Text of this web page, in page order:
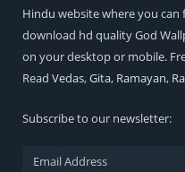
Hindu website where you can
download hd quality God
on your desktop or mobile.
Read Vedas,Gita, Ramayan,
Subscribe to our newsletter: